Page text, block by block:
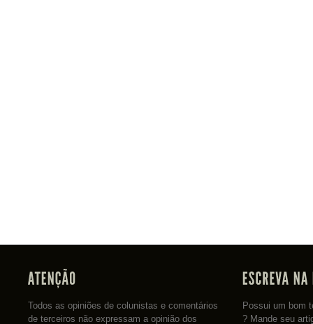
Todos as opiniões de colunistas e comentários
de terceiros não expressam a opinião dos
Possui um bom
? Mande seu